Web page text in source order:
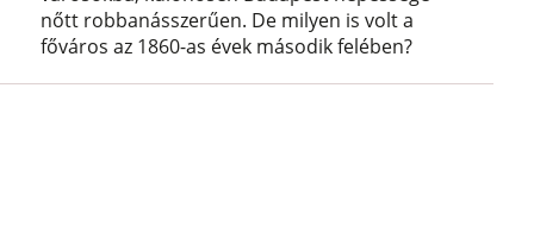
nőtt robbanásszerűen. De milyen is volt a
főváros az 1860-as évek második felében?